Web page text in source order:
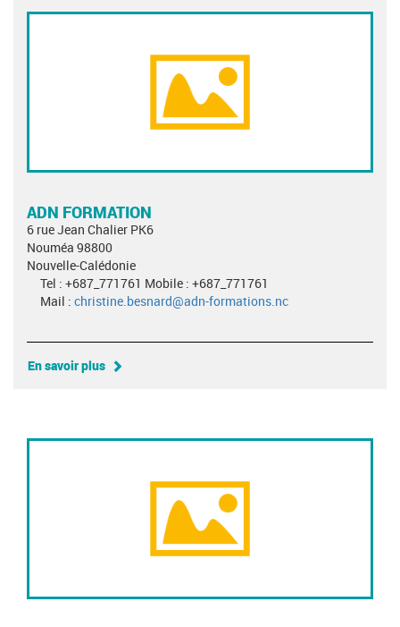
ADN FORMATION
6 rue Jean Chalier PK6
Nouméa 98800
Nouvelle-Calédonie
Tel : +687_771761 Mobile : +687_771761
Mail : christine.besnard@adn-formations.nc
En savoir plus